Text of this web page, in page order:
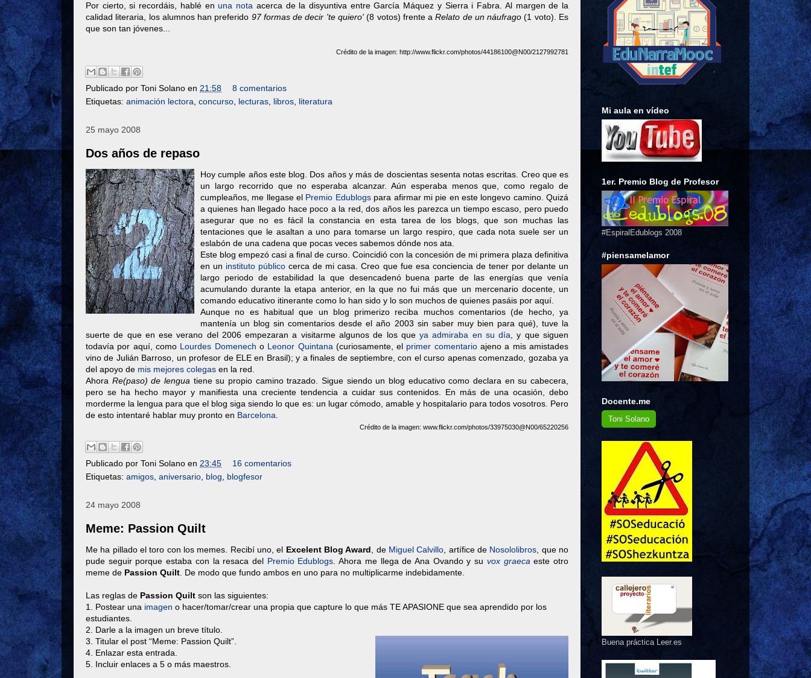
Por cierto, si recordáis, hablé en una nota acerca de la disyuntiva entre García Máquez y Sierra i Fabra. Al margen de la
calidad literaria, los alumnos han preferido 97 formas de decir 'te quiero' (8 votos) frente aRelato de un náufrago (1 voto). Es
que son tan jóvenes...
Crédito de la imagen: http://www.flickr.com/photos/44186100@N00/2127992781
Publicado por Toni Solano en 21:58
8 comentarios
Etiquetas: animación lectora concurso lecturas libros literatura
25 mayo 2008
Dos años de repaso
Hoy cumple años este blog. Dos años y más de doscientas sesenta notas escritas. Creo que es
un largo recorrido que no esperaba alcanzar. Aún esperaba menos que, como regalo de
cumpleaños, me llegase el Premio Edublogspara afirmar mi pie en este longevo camino. Quizá
a quienes han llegado hace poco a la red, dos años les parezca un tiempo escaso, pero puedo
asegurar que no es fácil la constancia en esta tarea de los blogs, que son muchas las
tentaciones que le asaltan a uno para tomarse un largo respiro, que cada nota suele ser un
eslabón de una cadena que pocas veces sabemos dónde nos ata.
Este blog empezó casi a final de curso. Coincidió con la concesión de mi primera plaza definitiva
en un instituto público cerca de mi casa. Creo que fue esa conciencia de tener por delante un
largo periodo de estabilidad la que desencadenó buena parte de las energías que venía
acumulando durante la etapa anterior, en la que no fui más que un mercenario docente, un
comando educativo itinerante como lo han sido y lo son muchos de quienes pasáis por aquí.
Aunque no es habitual que un blog primerizo reciba muchos comentarios (de hecho, ya
mantenía un blog sin comentarios desde el año 2003 sin saber muy bien para qué), tuve la
suerte de que en ese verano del 2006 empezaran a visitarme algunos de los queya admiraba en su día , y que siguen
todavía por aquí, como Lourdes Domenech o Leonor Quintana (curiosamente, el primer comentarioajeno a mis amistades
vino de Julián Barroso, un profesor de ELE en Brasil); y a finales de septiembre, con el curso apenas comenzado, gozaba ya
del apoyo de mis mejores colegas en la red.
Ahora Re(paso) de lengua tiene su propio camino trazado. Sigue siendo un blog educativo como declara en su cabecera,
pero se ha hecho mayor y manifiesta una creciente tendencia a cuidar sus contenidos. En más de una ocasión, debo
morderme la lengua para que el blog siga siendo lo que es: un lugar cómodo, amable y hospitalario para todos vosotros. Pero
de esto intentaré hablar muy pronto en Barcelona
Crédito de la imagen: www.flickr.com/photos/33975030@N00/65220256
Publicado por Toni Solano en 23:45
16 comentarios
Etiquetas: amigos aniversario blog blogfesor
24 mayo 2008
Meme: Passion Quilt
Me ha pillado el toro con los memes. Recibí uno, el Excelent Blog Award , de Miguel Calvillo , artífice de Nosololibros , que no
pude seguir porque estaba con la resaca del Premio Edublogs . Ahora me llega de Ana Ovando y su vox graeca este otro
meme de Passion Quilt . De modo que fundo ambos en uno para no multiplicarme indebidamente.
Las reglas de Passion Quilt son las siguientes:
1. Postear una imagen o hacer/tomar/crear una propia que capture lo que más TE APASIONE que sea aprendido por los
estudiantes.
2. Darle a la imagen un breve título.
3. Titular el post “Meme: Passion Quilt”.
4. Enlazar esta entrada.
5. Incluir enlaces a 5 o más maestros.
Mi aula en vídeo
1er. Premio Blog de Profesor
#EspiralEdublogs 2008
#piensamelamor
Docente.me
Toni Solano
Buena práctica Leer.es